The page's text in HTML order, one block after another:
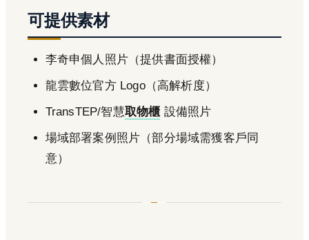
可提供素材
李奇申個人照片（提供書面授權）
龍雲數位官方 Logo（高解析度）
TransTEP/智慧取物櫃 設備照片
場域部署案例照片（部分場域需獲客戶同
意）